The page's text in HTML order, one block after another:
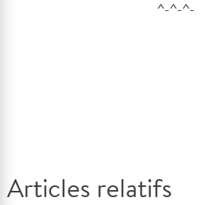
^-^-^-
Articles relatifs